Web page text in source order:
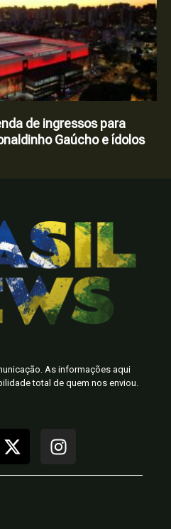
de ingressos para
Gaúcho e ídolos
As informações aqui
total de quem nos enviou.